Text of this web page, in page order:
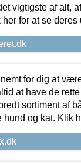
vigtigste af alt,
for at se deres
for dig at
at have de
sortiment af
og kat. Klik